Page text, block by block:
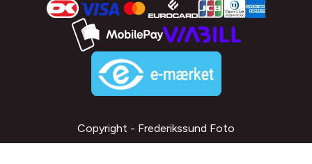
Copyright - Frederikssund Foto